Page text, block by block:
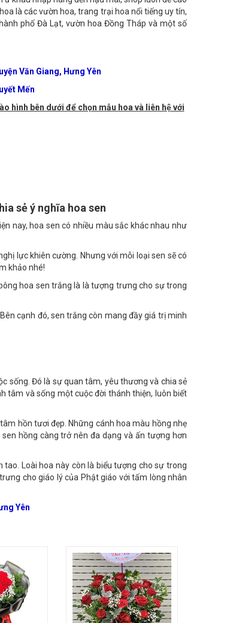
cầu dịch vụ của quý khách hàng. Tạishop hoa
khâu nhập hàng đến hậu mãi, shop luôn đề cao
là các vườn hoa, trang trại hoa nổi tiếng uy tín,
Văn Giang, Hưng Yên
Mến
hình bên dưới để chọn mẫu hoa và liên hệ với
sẻ ý nghĩa hoa sen
nay, hoa sen có nhiều màu sắc khác nhau như
lực khiên cường. Nhưng với mỗi loại sen sẽ có
khảo nhé!
hoa sen trắng là là tượng trưng cho sự trong
cạnh đó, sen trắng còn mang đầy giá trị minh
sống. Đó là sự quan tâm, yêu thương và chia sẻ
tâm và sống một cuộc đời thánh thiện, luôn biết
hồn tươi đẹp. Những cánh hoa màu hồng nhẹ
Loài hoa này còn là biểu tượng cho sự trong
cho giáo lý của Phật giáo với tấm lòng nhân